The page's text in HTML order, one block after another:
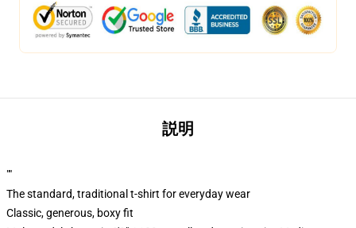
説明
""
The standard, traditional t-shirt for everyday wear
Classic, generous, boxy fit